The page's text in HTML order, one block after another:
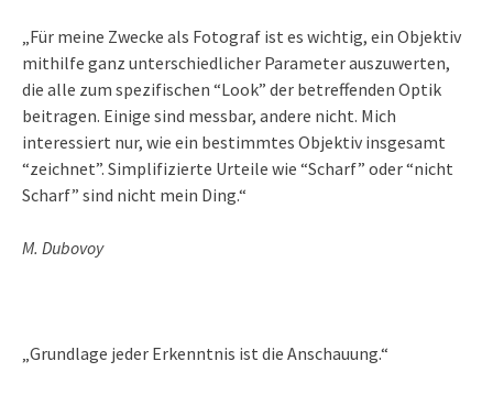
„Für meine Zwecke als Fotograf ist es wichtig, ein Objektiv
mithilfe ganz unterschiedlicher Parameter auszuwerten,
die alle zum spezifischen “Look” der betreffenden Optik
beitragen. Einige sind messbar, andere nicht. Mich
interessiert nur, wie ein bestimmtes Objektiv insgesamt
“zeichnet”. Simplifizierte Urteile wie “Scharf” oder “nicht
Scharf” sind nicht mein Ding.“
M. Dubovoy
„Grundlage jeder Erkenntnis ist die Anschauung.“